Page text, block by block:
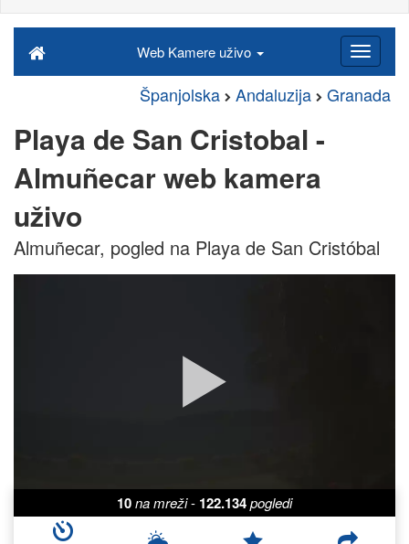
Web Kamere uživo
Španjolska Andaluzija Granada
Playa de San Cristobal -
Almuñecar web kamera
uživo
Almuñecar, pogled na Playa de San Cristóbal
10na mreži- 122.134pogledi